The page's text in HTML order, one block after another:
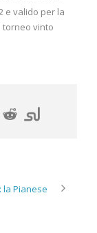
e valido per la
torneo vinto
la Pianese